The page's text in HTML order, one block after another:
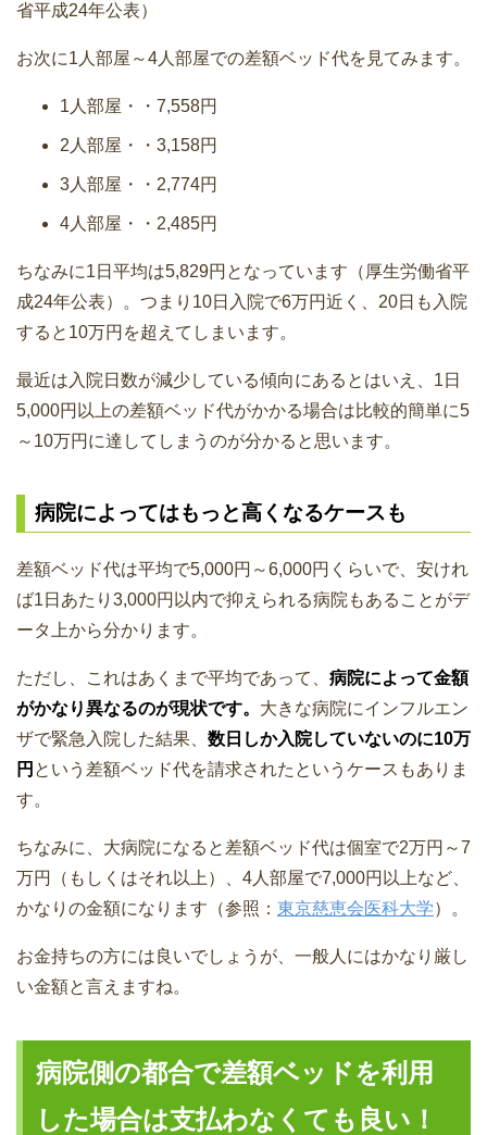
省平成24年公表）
お次に1人部屋～4人部屋での差額ベッド代を見てみます。
1人部屋・・7,558円
2人部屋・・3,158円
3人部屋・・2,774円
4人部屋・・2,485円
ちなみに1日平均は5,829円となっています（厚生労働省平
成24年公表）。つまり10日入院で6万円近く、20日も入院
すると10万円を超えてしまいます。
最近は入院日数が減少している傾向にあるとはいえ、1日
5,000円以上の差額ベッド代がかかる場合は比較的簡単に5
～10万円に達してしまうのが分かると思います。
病院によってはもっと高くなるケースも
差額ベッド代は平均で5,000円～6,000円くらいで、安けれ
ば1日あたり3,000円以内で抑えられる病院もあることがデ
ータ上から分かります。
ただし、これはあくまで平均であって、 病院によって金額
がかなり異なるのが現状です。 大きな病院にインフルエン
ザで緊急入院した結果、 数日しか入院していないのに10万
円 という差額ベッド代を請求されたというケースもありま
す。
ちなみに、大病院になると差額ベッド代は個室で2万円～7
万円（もしくはそれ以上）、4人部屋で7,000円以上など、
かなりの金額になります（参照： 東京慈恵会医科大学）。
お金持ちの方には良いでしょうが、一般人にはかなり厳し
い金額と言えますね。
病院側の都合で差額ベッドを利用
した場合は支払わなくても良い！